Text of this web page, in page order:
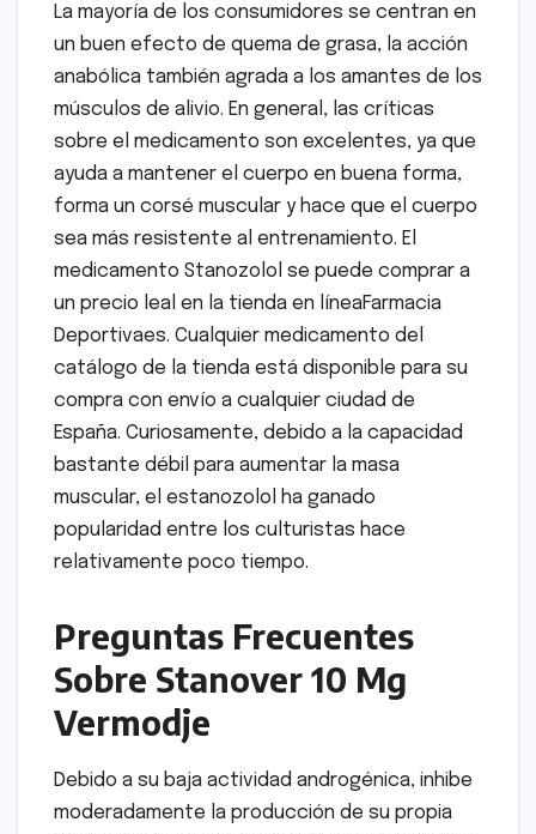
La mayoría de los consumidores se centran en
un buen efecto de quema de grasa, la acción
anabólica también agrada a los amantes de los
músculos de alivio. En general, las críticas
sobre el medicamento son excelentes, ya que
ayuda a mantener el cuerpo en buena forma,
forma un corsé muscular y hace que el cuerpo
sea más resistente al entrenamiento. El
medicamento Stanozolol se puede comprar a
un precio leal en la tienda en líneaFarmacia
Deportivaes. Cualquier medicamento del
catálogo de la tienda está disponible para su
compra con envío a cualquier ciudad de
España. Curiosamente, debido a la capacidad
bastante débil para aumentar la masa
muscular, el estanozolol ha ganado
popularidad entre los culturistas hace
relativamente poco tiempo.
Preguntas Frecuentes
Sobre Stanover 10 Mg
Vermodje
Debido a su baja actividad androgénica, inhibe
moderadamente la producción de su propia